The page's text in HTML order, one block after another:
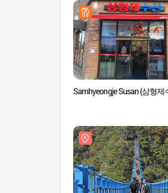
Samhyeongje Susan (삼형제